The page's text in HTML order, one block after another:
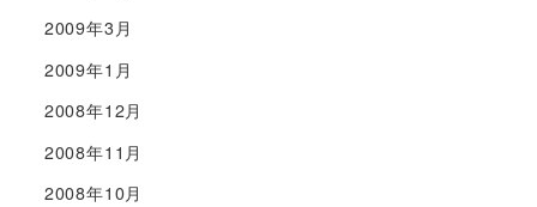
2009年3月
2009年1月
2008年12月
2008年11月
2008年10月